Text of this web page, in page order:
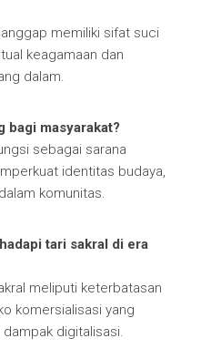
memiliki sifat suci
keagamaan dan
dalam.
bagi masyarakat?
sebagai sarana
identitas budaya,
komunitas.
tari sakral di era
meliputi keterbatasan
komersialisasi yang
digitalisasi.